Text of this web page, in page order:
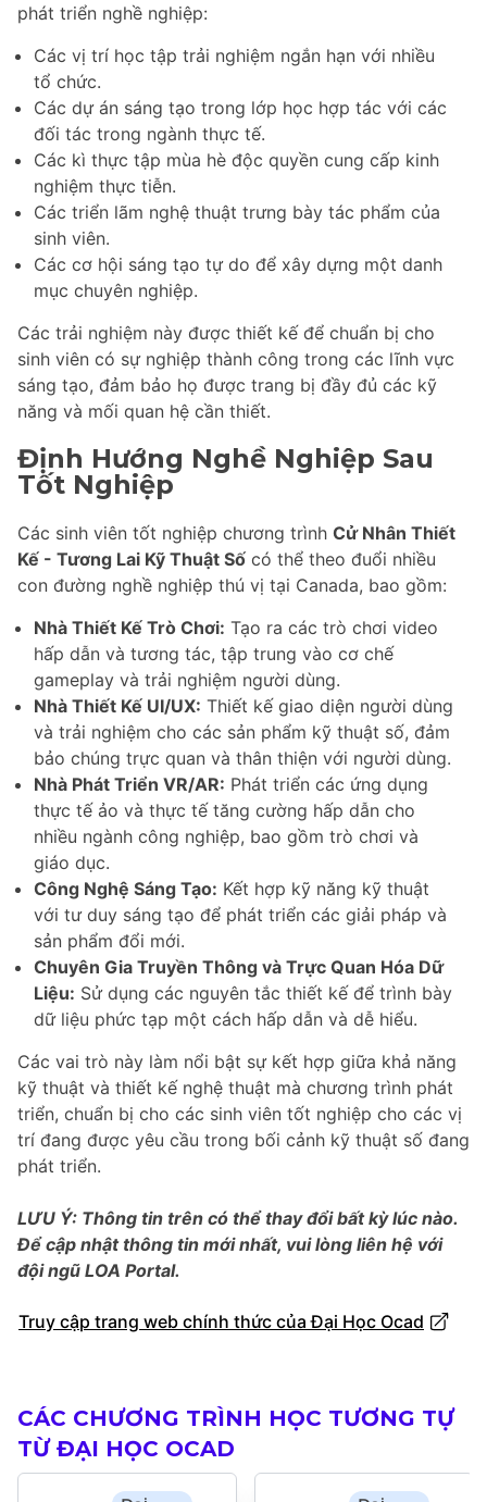
phát triển nghề nghiệp:
Các vị trí học tập trải nghiệm ngắn hạn với nhiều
tổ chức.
Các dự án sáng tạo trong lớp học hợp tác với các
đối tác trong ngành thực tế.
Các kì thực tập mùa hè độc quyền cung cấp kinh
nghiệm thực tiễn.
Các triển lãm nghệ thuật trưng bày tác phẩm của
sinh viên.
Các cơ hội sáng tạo tự do để xây dựng một danh
mục chuyên nghiệp.
Các trải nghiệm này được thiết kế để chuẩn bị cho
sinh viên có sự nghiệp thành công trong các lĩnh vực
sáng tạo, đảm bảo họ được trang bị đầy đủ các kỹ
năng và mối quan hệ cần thiết.
Định Hướng Nghề Nghiệp Sau
Tốt Nghiệp
Các sinh viên tốt nghiệp chương trình Cử Nhân Thiết
Kế - Tương Lai Kỹ Thuật Số có thể theo đuổi nhiều
con đường nghề nghiệp thú vị tại Canada, bao gồm:
Nhà Thiết Kế Trò Chơi: Tạo ra các trò chơi video
hấp dẫn và tương tác, tập trung vào cơ chế
gameplay và trải nghiệm người dùng.
Nhà Thiết Kế UI/UX: Thiết kế giao diện người dùng
và trải nghiệm cho các sản phẩm kỹ thuật số, đảm
bảo chúng trực quan và thân thiện với người dùng.
Nhà Phát Triển VR/AR: Phát triển các ứng dụng
thực tế ảo và thực tế tăng cường hấp dẫn cho
nhiều ngành công nghiệp, bao gồm trò chơi và
giáo dục.
Công Nghệ Sáng Tạo: Kết hợp kỹ năng kỹ thuật
với tư duy sáng tạo để phát triển các giải pháp và
sản phẩm đổi mới.
Chuyên Gia Truyền Thông và Trực Quan Hóa Dữ
Liệu: Sử dụng các nguyên tắc thiết kế để trình bày
dữ liệu phức tạp một cách hấp dẫn và dễ hiểu.
Các vai trò này làm nổi bật sự kết hợp giữa khả năng
kỹ thuật và thiết kế nghệ thuật mà chương trình phát
triển, chuẩn bị cho các sinh viên tốt nghiệp cho các vị
trí đang được yêu cầu trong bối cảnh kỹ thuật số đang
phát triển.
LƯU Ý: Thông tin trên có thể thay đổi bất kỳ lúc nào.
Để cập nhật thông tin mới nhất, vui lòng liên hệ với
đội ngũ LOA Portal.
Truy cập trang web chính thức của Đại Học Ocad
CÁC CHƯƠNG TRÌNH HỌC TƯƠNG TỰ
TỪ ĐẠI HỌC OCAD